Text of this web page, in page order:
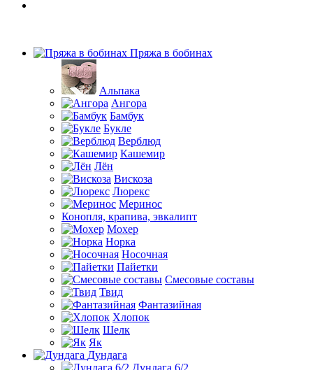
Пряжа в бобинах
Альпака
Ангора
Бамбук
Букле
Верблюд
Кашемир
Лён
Вискоза
Люрекс
Меринос
Конопля, крапива, эвкалипт
Мохер
Норка
Носочная
Пайетки
Смесовые составы
Твид
Фантазийная
Хлопок
Шелк
Як
Дундага